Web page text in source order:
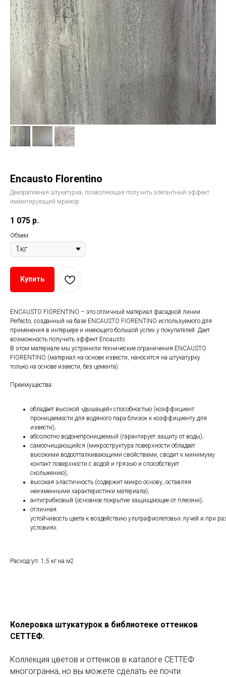
Encausto Florentinо
Декоративная штукатурка, позволяющая получить элегантный эффект
иммитирующий мрамор.
1 075 р.
Объем
Купить
ENCAUSTO FIORENTINO – это отличный материал фасадной линии
Perfecto, созданный на базе ENCAUSTO FIORENTINO используемого для
применения в интерьере и имеющего большой успех у покупателей. Дает
возможность получить эффект Encausto.
В этом материале мы устранили технические ограничения ENCAUSTO
FIORENTINO (материал на основе извести, наносится на штукатурку
только на основе извести, без цемента).
Преимущества:
обладает высокой «дышащей» способностью (коэффициент
проницаемости для водяного пара близок к коэффициенту для
извести);
абсолютно водонепроницаемый (гарантирует защиту от воды);
самоочищающийся (микроструктура поверхности обладает
высокими водоотталкивающими свойствами, сводит к минимуму
контакт поверхности с водой и грязью и способствует
скольжению);
высокая эластичность (содержит микро основу, оставляя
неизменными характеристики материала);
антигрибковый (основное покрытие защищающее от плесени);
отличная
устойчивость цвета к воздействию ультрафиолетовых лучей и при
условиях.
Расход/уп. 1,5 кг на м2
Колеровка штукатурок в библиотеке оттенков
СЕТТЕФ.
Коллекция цветов и оттенков в каталоге СЕТТЕФ
многогранна, но вы можете сделать ее почти